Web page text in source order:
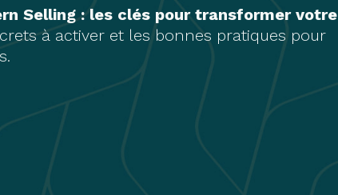
Selling : les clés pour transformer votre
à activer et les bonnes pratiques pour